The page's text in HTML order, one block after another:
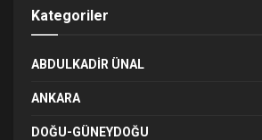
Kategoriler
ABDULKADIR ÜNAL
ANKARA
DOĞU-GÜNEYDOĞU